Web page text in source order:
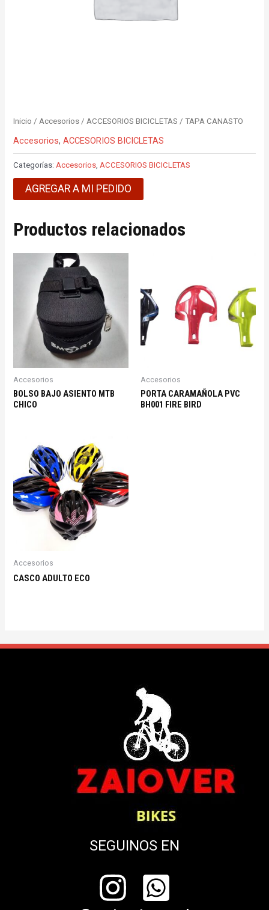
Inicio /Accesorios /ACCESORIOS BICICLETAS / TAPA CANASTO
Accesorios,ACCESORIOS BICICLETAS
Categorías: Accesorios ACCESORIOS BICICLETAS
AGREGAR A MI PEDIDO
Productos relacionados
Accesorios
BOLSO BAJO ASIENTO MTB
CHICO
Accesorios
PORTA CARAMAÑOLA PVC
BH001 FIRE BIRD
Accesorios
CASCO ADULTO ECO
SEGUINOS EN